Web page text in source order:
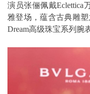
演员张俪佩戴Eclettica
雅登场，蕴含古典雕
Dream高级珠宝系列腕